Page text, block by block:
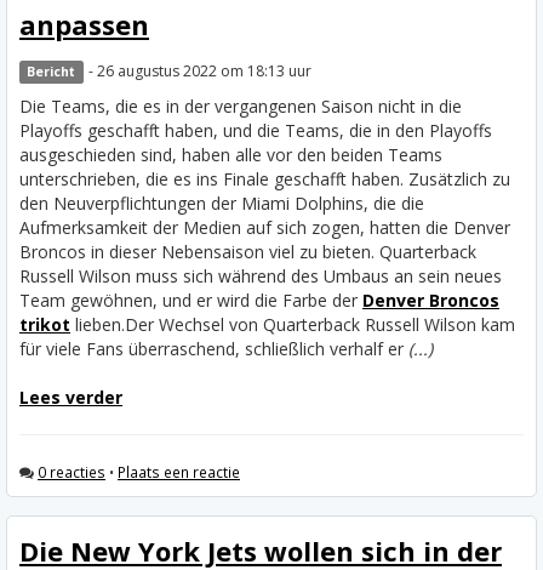
anpassen
Bericht - 26 augustus 2022 om 18:13 uur
Die Teams, die es in der vergangenen Saison nicht in die
Playoffs geschafft haben, und die Teams, die in den Playoffs
ausgeschieden sind, haben alle vor den beiden Teams
unterschrieben, die es ins Finale geschafft haben. Zusätzlich zu
den Neuverpflichtungen der Miami Dolphins, die die
Aufmerksamkeit der Medien auf sich zogen, hatten die Denver
Broncos in dieser Nebensaison viel zu bieten. Quarterback
Russell Wilson muss sich während des Umbaus an sein neues
Team gewöhnen, und er wird die Farbe der Denver Broncos
trikot lieben.Der Wechsel von Quarterback Russell Wilson kam
für viele Fans überraschend, schließlich verhalf er (...)
Lees verder
0 reacties • Plaats een reactie
Die New York Jets wollen sich in der